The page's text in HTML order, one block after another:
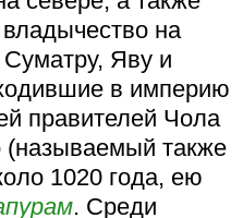
на
Яву и
в империю
правителей Чола
также
1020 года, ею
. Среди